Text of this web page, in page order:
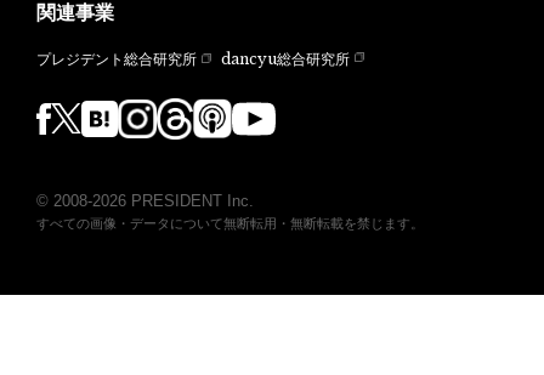
関連事業
プレジデント総合研究所 dancyu総合研究所
© 2008-2026 PRESIDENT Inc.
すべての画像・データについて無断転用・無断転載を禁じます。